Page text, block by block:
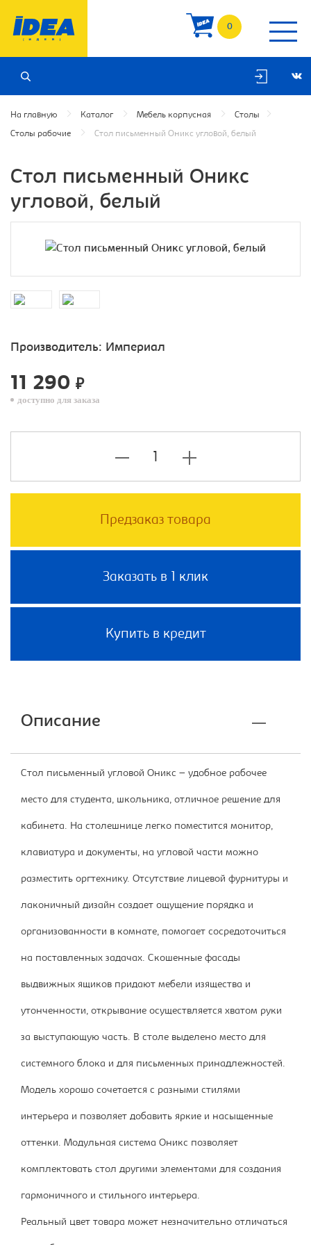
0
На главную Каталог Мебель корпусная Столы
Столы рабочие Cтол письменный Оникс угловой, белый
Cтол письменный Оникс
угловой, белый
Производитель: Империал
11 290 ₽
доступно для заказа
Предзаказ товара
Заказать в 1 клик
Купить в кредит
Описание
Стол письменный угловой Оникс – удобное рабочее
место для студента, школьника, отличное решение для
кабинета. На столешнице легко поместится монитор,
клавиатура и документы, на угловой части можно
разместить оргтехнику. Отсутствие лицевой фурнитуры и
лаконичный дизайн создает ощущение порядка и
организованности в комнате, помогает сосредоточиться
на поставленных задачах. Скошенные фасады
выдвижных ящиков придают мебели изящества и
утонченности, открывание осуществляется хватом руки
за выступающую часть. В столе выделено место для
системного блока и для письменных принадлежностей.
Модель хорошо сочетается с разными стилями
интерьера и позволяет добавить яркие и насыщенные
оттенки. Модульная система Оникс позволяет
комплектовать стол другими элементами для создания
гармоничного и стильного интерьера.
Реальный цвет товара может незначительно отличаться